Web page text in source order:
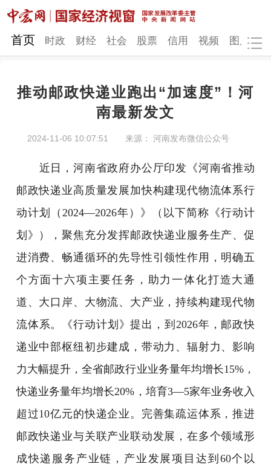
网站地图
财经 社会
图片 品牌
地方发展
首页 时政 财经 社会 股票 信用 视频 图片
推动邮政快递业跑出“加速度”！河
南最新发文
2024-11-06 10:07:51 来源： 河南发布微信公众号
近日，河南省政府办公厅印发《河南省推动
邮政快递业高质量发展加快构建现代物流体系行
动计划（2024—2026年）》（以下简称《行动计
划》），聚焦充分发挥邮政快递业服务生产、促
进消费、畅通循环的先导性引领性作用，明确五
个方面十六项主要任务，助力一体化打造大通
道、大口岸、大物流、大产业，持续构建现代物
流体系。《行动计划》提出，到2026年，邮政快
递业中部枢纽初步建成，带动力、辐射力、影响
力大幅提升，全省邮政行业业务量年均增长15%，
快递业务量年均增长20%，培育3—5家年业务收入
超过10亿元的快递企业。完善集疏运体系，推进
邮政快递业与关联产业联动发展，在多个领域形
成快递服务产业链，产业发展项目达到60个以